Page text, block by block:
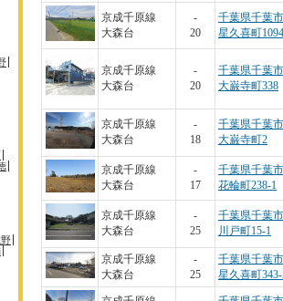
京成千原線
大森台
-
20
千葉県千葉
星久喜町
京成千原線
大森台
-
20
千葉県千葉
大巌寺町338
京成千原線
大森台
-
18
千葉県千葉
大巌寺町2
京成千原線
大森台
-
17
千葉県千葉
花輪町238-1
京成千原線
大森台
-
25
千葉県千葉
川戸町15-1
京成千原線
大森台
-
25
千葉県千葉
星久喜町